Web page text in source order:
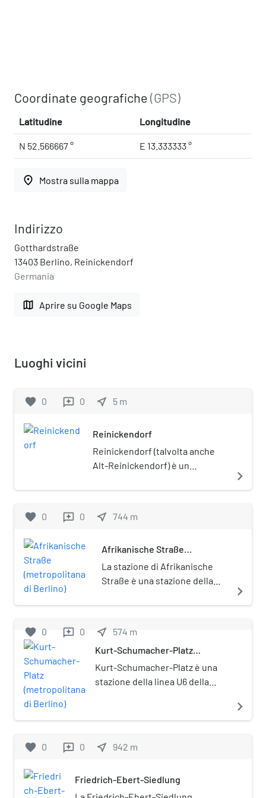
Coordinate geografiche(GPS)
Latitudine Longitudine
N 52.566667 ° E 13.333333 °
place Mostra sulla mappa
Indirizzo
Gotthardstraße
13403 Berlino, Reinickendorf
Germania
map Aprire su Google Maps
Luoghi vicini
favorite 0 reviews 0 near_me 5 m
Reinickendorf
Reinickendorf (talvolta anche
Alt-Reinickendorf) è un
Berlino. Amministrativamente,
distretto.
navigate_next
favorite 0 reviews 0 near_me 744 m
Afrikanische Straße
La stazione di Afrikanische
Straße è una stazione della
linea U6.
navigate_next
favorite 0 reviews 0 near_me 574 m
Kurt-Schumacher-Platz
Kurt-Schumacher-Platz è una
stazione della linea U6 della
situata una fermata
stessa direttamente con
stazione fu inaugurata il 3
maggio 1956, e dedicata al
navigate_next
favorite 0 reviews 0 near_me 942 m
Friedrich-Ebert-Siedlung